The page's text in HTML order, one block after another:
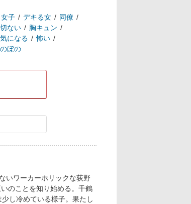
子 デキる女
同僚
切ない
胸キュン
になる
怖い
ぼの
いワーカーホリックな荻野
のことを知り始める。千鶴
し冷めている様子。果たし